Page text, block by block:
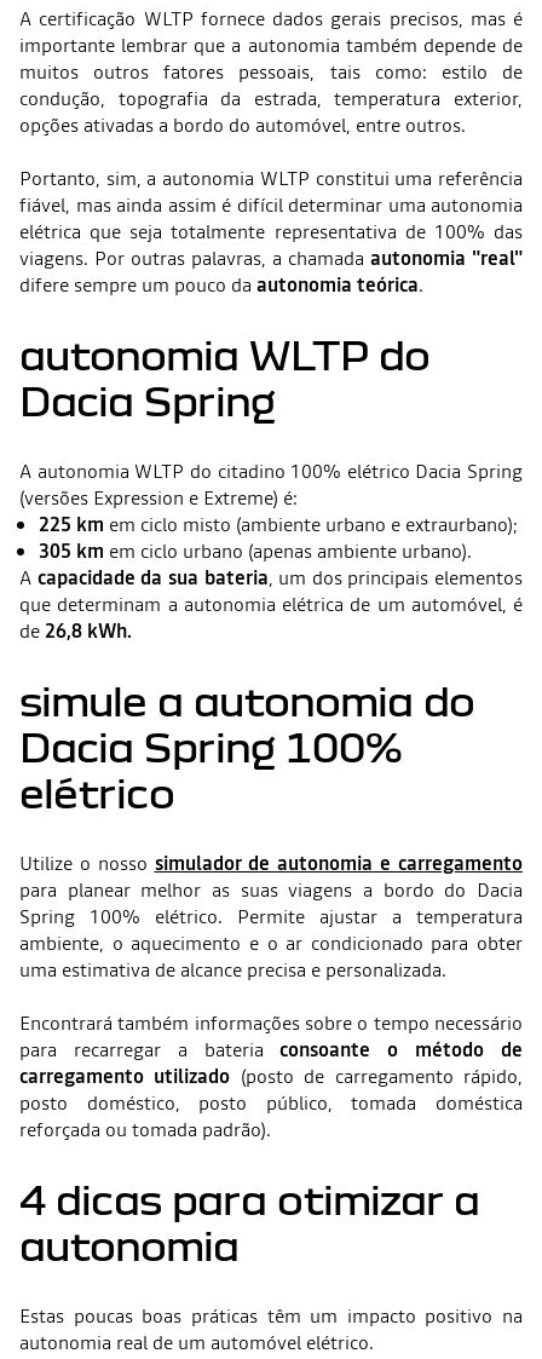
A certificação WLTP fornece dados gerais precisos, mas é
importante lembrar que a autonomia também depende de
muitos outros fatores pessoais, tais como: estilo de
condução, topografia da estrada, temperatura exterior,
opções ativadas a bordo do automóvel, entre outros.
Portanto, sim, a autonomia WLTP constitui uma referência
fiável, mas ainda assim é difícil determinar uma autonomia
elétrica que seja totalmente representativa de 100% das
viagens. Por outras palavras, a chamada autonomia "real"
difere sempre um pouco da autonomia teórica.
autonomia WLTP do
Dacia Spring
A autonomia WLTP do citadino 100% elétrico Dacia Spring
(versões Expression e Extreme) é:
225 km em ciclo misto (ambiente urbano e extraurbano);
305 km em ciclo urbano (apenas ambiente urbano).
A capacidade da sua bateria, um dos principais elementos
que determinam a autonomia elétrica de um automóvel, é
de 26,8 kWh.
simule a autonomia do
Dacia Spring 100%
elétrico
Utilize o nosso simulador de autonomia e carregamento
para planear melhor as suas viagens a bordo do Dacia
Spring 100% elétrico. Permite ajustar a temperatura
ambiente, o aquecimento e o ar condicionado para obter
uma estimativa de alcance precisa e personalizada.
Encontrará também informações sobre o tempo necessário
para recarregar a bateria consoante o método de
carregamento utilizado (posto de carregamento rápido,
posto doméstico, posto público, tomada doméstica
reforçada ou tomada padrão).
4 dicas para otimizar a
autonomia
Estas poucas boas práticas têm um impacto positivo na
autonomia real de um automóvel elétrico.